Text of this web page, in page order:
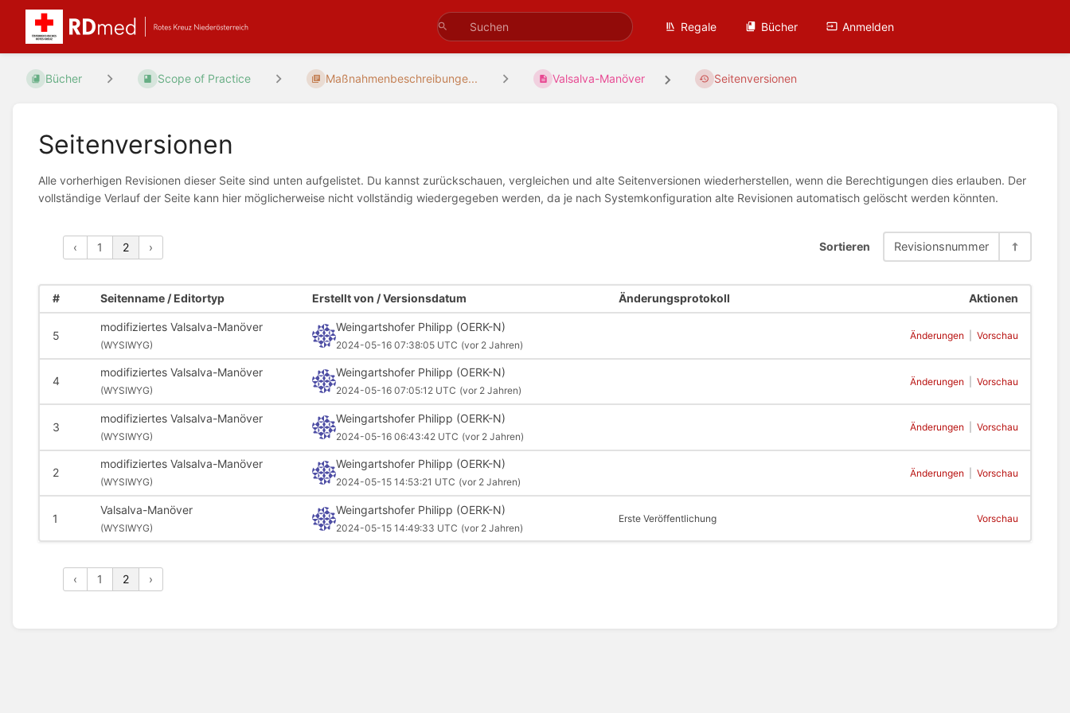
Regale Bücher Anmelden
Bücher Scope of Practice Maßnahmenbeschreibunge... Valsalva-Manöver Seitenversionen
Seitenversionen
Alle vorherhigen Revisionen dieser Seite sind unten aufgelistet. Du kannst zurückschauen, vergleichen und alte Seitenversionen wiederherstellen, wenn die Berechtigungen dies erlauben. Der
vollständige Verlauf der Seite kann hier möglicherweise nicht vollständig wiedergegeben werden, da je nach Systemkonfiguration alte Revisionen automatisch gelöscht werden könnten.
‹ 1 2 › Sortieren Revisionsnummer
# Seitenname / Editortyp Erstellt von / Versionsdatum Änderungsprotokoll Aktionen
5
modifiziertes Valsalva-Manöver
(WYSIWYG)
Weingartshofer Philipp (OERK-N)
2024-05-16 07:38:05 UTC (vor 2 Jahren)
Änderungen Vorschau
4
modifiziertes Valsalva-Manöver
(WYSIWYG)
Weingartshofer Philipp (OERK-N)
2024-05-16 07:05:12 UTC (vor 2 Jahren)
Änderungen Vorschau
3
modifiziertes Valsalva-Manöver
(WYSIWYG)
Weingartshofer Philipp (OERK-N)
2024-05-16 06:43:42 UTC (vor 2 Jahren)
Änderungen Vorschau
2
modifiziertes Valsalva-Manöver
(WYSIWYG)
Weingartshofer Philipp (OERK-N)
2024-05-15 14:53:21 UTC (vor 2 Jahren)
Änderungen Vorschau
1
Valsalva-Manöver
(WYSIWYG)
Weingartshofer Philipp (OERK-N)
2024-05-15 14:49:33 UTC (vor 2 Jahren)
Erste Veröffentlichung Vorschau
‹ 1 2 ›